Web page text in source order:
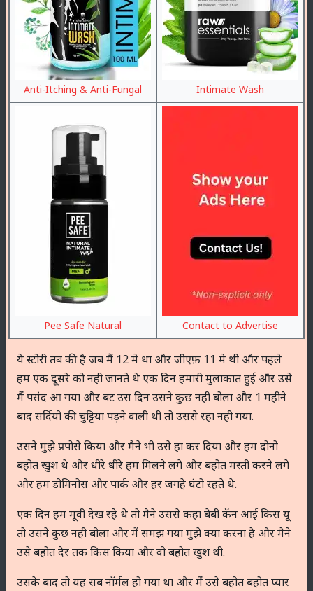
Anti-Itching & Anti-Fungal Intimate Wash
Pee Safe Natural Contact to Advertise
ये स्टोरी तब की है जब मैं 12 मे था और जीएफ़ 11 मे थी और पहले
हम एक दूसरे को नही जानते थे एक दिन हमारी मुलाकात हुई और उसे
मैं पसंद आ गया और बट उस दिन उसने कुछ नही बोला और 1 महीने
बाद सर्दियो की चुट्टिया पड़ने वाली थी तो उससे रहा नही गया.
उसने मुझे प्रपोसे किया और मैने भी उसे हा कर दिया और हम दोनो
बहोत खुश थे और धीरे धीरे हम मिलने लगे और बहोत मस्ती करने लगे
और हम डोमिनोस और पार्क और हर जगहे घंटो रहते थे.
एक दिन हम मूवी देख रहे थे तो मैने उससे कहा बेबी कॅन आई किस यू
तो उसने कुछ नही बोला और मैं समझ गया मुझे क्या करना है और मैने
उसे बहोत देर तक किस किया और वो बहोत खुश थी.
उसके बाद तो यह सब नॉर्मल हो गया था और मैं उसे बहोत बहोत प्यार